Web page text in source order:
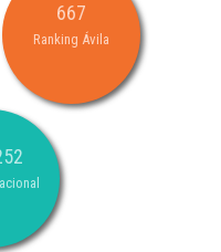
667
Ranking Ávila